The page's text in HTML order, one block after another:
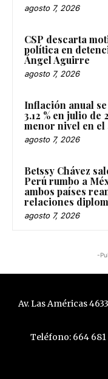
agosto 7, 2026
CSP descarta
política en
Ángel Aguirre
agosto 7, 2026
Inflación anual
3.12 % en julio de
menor nivel en el
agosto 7, 2026
Betssy Chávez
Perú rumbo a
ambos países
relaciones
agosto 7, 2026
-
Av. Las Américas
Teléfono: 664 681